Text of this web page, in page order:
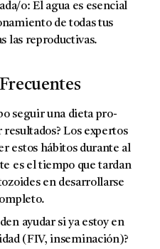
o: El agua es esencial
de todas tus
las reproductivas.
seguir una dieta pro-
Los expertos
estos hábitos durante al
es el tiempo que tardan
en desarrollarse
ayudar si ya estoy en
(FIV, inseminación)?